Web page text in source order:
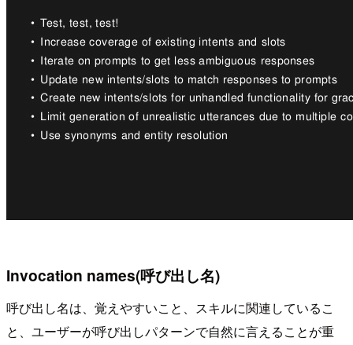
Invocation names(呼び出し名)
呼び出し名は、覚えやすいこと、スキルに関連しているこ
と、ユーザーが呼び出しパターンで自然に言えることが重